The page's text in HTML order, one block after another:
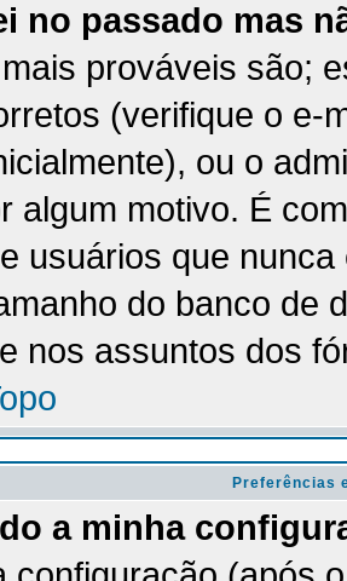
no passado mas
prováveis são;
(verifique o e-
ou o
algum motivo. É
usuários que
do banco de
nos assuntos dos
Preferências
a minha